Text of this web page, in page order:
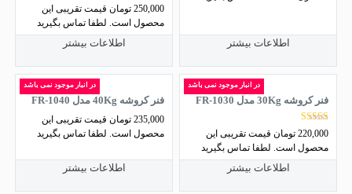
اطلاعات بیشتر
نمره
4.00
از 5
250,000 تومان قیمت تقریبی این
محصول است. لطفا تماس بگیرید
اطلاعات بیشتر
در انبار موجود نمی باشد
فنر کروشه 30Kg مدل FR-1030
نمره
5.00
از 5
220,000 تومان قیمت تقریبی این
محصول است. لطفا تماس بگیرید
اطلاعات بیشتر
در انبار موجود نمی باشد
فنر کروشه 40Kg مدل FR-1040
235,000 تومان قیمت تقریبی این
محصول است. لطفا تماس بگیرید
اطلاعات بیشتر